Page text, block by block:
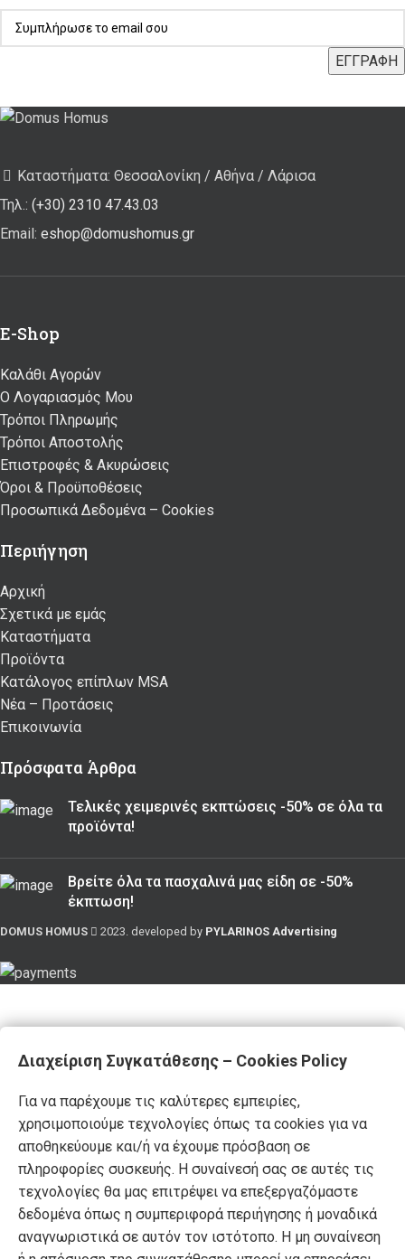
Καταστήματα: Θεσσαλονίκη / Αθήνα / Λάρισα
Τηλ.: (+30) 2310 47.43.03
Email: eshop@domushomus.gr
E-Shop
Καλάθι Αγορών
Ο Λογαριασμός Μου
Τρόποι Πληρωμής
Τρόποι Αποστολής
Επιστροφές & Ακυρώσεις
Όροι & Προϋποθέσεις
Προσωπικά Δεδομένα – Cookies
Περιήγηση
Αρχική
Σχετικά με εμάς
Καταστήματα
Προϊόντα
Κατάλογος επίπλων MSA
Nέα – Προτάσεις
Επικοινωνία
Πρόσφατα Άρθρα
Τελικές χειμερινές εκπτώσεις -50% σε όλα τα
προϊόντα!
Βρείτε όλα τα πασχαλινά μας είδη σε -50%
έκπτωση!
DOMUS HOMUS 2023. developed by PYLARINOS Advertising
Διαχείριση Συγκατάθεσης – Cookies Policy
Για να παρέχουμε τις καλύτερες εμπειρίες,
χρησιμοποιούμε τεχνολογίες όπως τα cookies για να
αποθηκεύουμε και/ή να έχουμε πρόσβαση σε
πληροφορίες συσκευής. Η συναίνεσή σας σε αυτές τις
τεχνολογίες θα μας επιτρέψει να επεξεργαζόμαστε
δεδομένα όπως η συμπεριφορά περιήγησης ή μοναδικά
αναγνωριστικά σε αυτόν τον ιστότοπο. Η μη συναίνεση